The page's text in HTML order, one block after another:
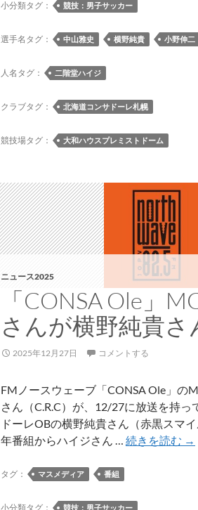
J3
ー
ュ
ビ
ロ
磐
田
戦
で
中
山
雅
ん、
小
野
伸
小分類タグ： 競技：男子サッカー
選手名タグ： 中山雅史 横野純貴 小野伸二
人名タグ： 二階堂ハイジ
クラブタグ： 北海道コンサドーレ札幌
競技場タグ： 大和ハウスプレミストドーム
ニュース2025
「CONSA Ole」
さんが横野純貴さ
2025年12月27日 コメントする
FMノースウェーブ「CONSA Ole」の
さん（C.R.C）が、12/27に放送を持
ドーレOBの横野純貴さん（赤黒スマ
年番組からハイジさん … 続きを読む 「
→
タグ： マスメディア 番組
小分類タグ： 競技：男子サッカー